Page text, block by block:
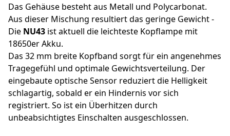
Das Gehäuse besteht aus Metall und Polycarbonat.
Aus dieser Mischung resultiert das geringe Gewicht -
Die NU43 ist aktuell die leichteste Kopflampe mit
18650er Akku.
Das 32 mm breite Kopfband sorgt für ein angenehmes
Tragegefühl und optimale Gewichtsverteilung. Der
eingebaute optische Sensor reduziert die Helligkeit
schlagartig, sobald er ein Hindernis vor sich
registriert. So ist ein Überhitzen durch
unbeabsichtigtes Einschalten ausgeschlossen.